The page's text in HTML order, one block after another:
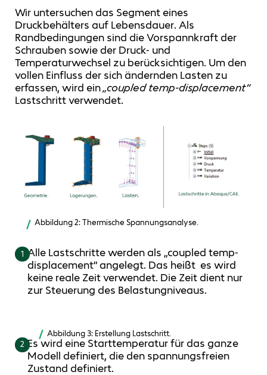
Wir untersuchen das Segment eines
Druckbehälters auf Lebensdauer. Als
Randbedingungen sind die Vorspannkraft der
Schrauben sowie der Druck- und
Temperaturwechsel zu berücksichtigen. Um den
vollen Einfluss der sich ändernden Lasten zu
erfassen, wird ein„coupled temp-displacement“
Lastschritt verwendet.
Abbildung 2: Thermische Spannungsanalyse.
1 Alle Lastschritte werden als „coupled temp-
displacement“ angelegt. Das heißt es wird
keine reale Zeit verwendet. Die Zeit dient nur
zur Steuerung des Belastungniveaus.
Abbildung 3: Erstellung Lastschritt.
2 Es wird eine Starttemperatur für das ganze
Modell definiert, die den spannungsfreien
Zustand definiert.